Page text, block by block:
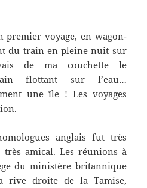
premier voyage, en wagon-
du train en pleine nuit sur
de ma couchette le
flottant sur l’eau…
une île ! Les voyages
anglais fut très
amical. Les réunions à
du ministère britannique
rive droite de la Tamise,